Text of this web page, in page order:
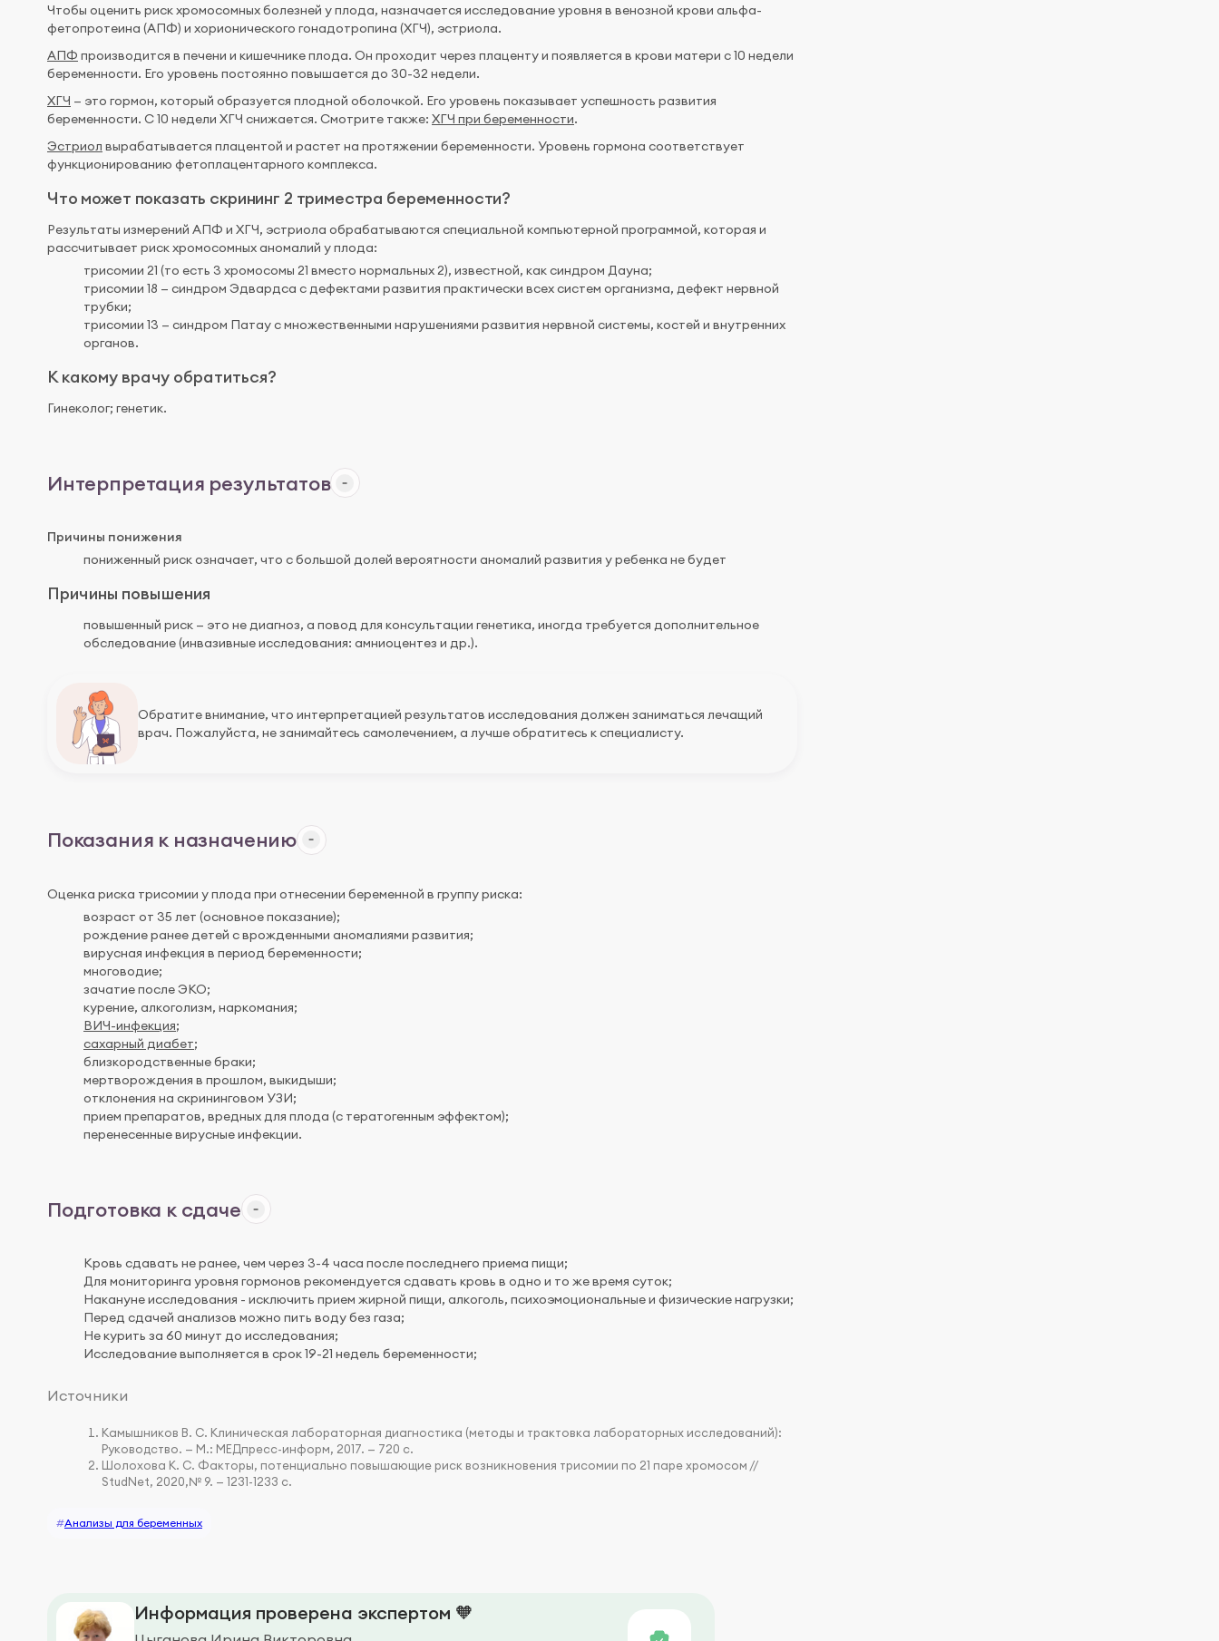
Чтобы оценить риск хромосомных болезней у плода, назначается исследование уровня в венозной крови альфа-
фетопротеина (АПФ) и хорионического гонадотропина (ХГЧ), эстриола.
АПФ производится в печени и кишечнике плода. Он проходит через плаценту и появляется в крови матери с 10 недели
беременности. Его уровень постоянно повышается до 30-32 недели.
ХГЧ — это гормон, который образуется плодной оболочкой. Его уровень показывает успешность развития
беременности. С 10 недели ХГЧ снижается. Смотрите также: ХГЧ при беременности.
Эстриол вырабатывается плацентой и растет на протяжении беременности. Уровень гормона соответствует
функционированию фетоплацентарного комплекса.
Что может показать скрининг 2 триместра беременности?
Результаты измерений АПФ и ХГЧ, эстриола обрабатываются специальной компьютерной программой, которая и
рассчитывает риск хромосомных аномалий у плода:
трисомии 21 (то есть 3 хромосомы 21 вместо нормальных 2), известной, как синдром Дауна;
трисомии 18 — синдром Эдвардса с дефектами развития практически всех систем организма, дефект нервной
трубки;
трисомии 13 — синдром Патау с множественными нарушениями развития нервной системы, костей и внутренних
органов.
К какому врачу обратиться?
Гинеколог; генетик.
Интерпретация результатов
Причины понижения
пониженный риск означает, что с большой долей вероятности аномалий развития у ребенка не будет
Причины повышения
повышенный риск — это не диагноз, а повод для консультации генетика, иногда требуется дополнительное
обследование (инвазивные исследования: амниоцентез и др.).
Обратите внимание, что интерпретацией результатов исследования должен заниматься лечащий
врач. Пожалуйста, не занимайтесь самолечением, а лучше обратитесь к специалисту.
Показания к назначению
Оценка риска трисомии у плода при отнесении беременной в группу риска:
возраст от 35 лет (основное показание);
рождение ранее детей с врожденными аномалиями развития;
вирусная инфекция в период беременности;
многоводие;
зачатие после ЭКО;
курение, алкоголизм, наркомания;
ВИЧ-инфекция;
сахарный диабет;
близкородственные браки;
мертворождения в прошлом, выкидыши;
отклонения на скрининговом УЗИ;
прием препаратов, вредных для плода (с тератогенным эффектом);
перенесенные вирусные инфекции.
Подготовка к сдаче
Кровь сдавать не ранее, чем через 3-4 часа после последнего приема пищи;
Для мониторинга уровня гормонов рекомендуется сдавать кровь в одно и то же время суток;
Накануне исследования - исключить прием жирной пищи, алкоголь, психоэмоциональные и физические нагрузки;
Перед сдачей анализов можно пить воду без газа;
Не курить за 60 минут до исследования;
Исследование выполняется в срок 19-21 недель беременности;
Источники
Камышников В. С. Клиническая лабораторная диагностика (методы и трактовка лабораторных исследований):
Руководство. — М.: МЕДпресс-информ, 2017. — 720 с.
Шолохова К. С. Факторы, потенциально повышающие риск возникновения трисомии по 21 паре хромосом //
StudNet, 2020,№ 9. — 1231-1233 с.
#Анализы для беременных
Информация проверена экспертом 🧡